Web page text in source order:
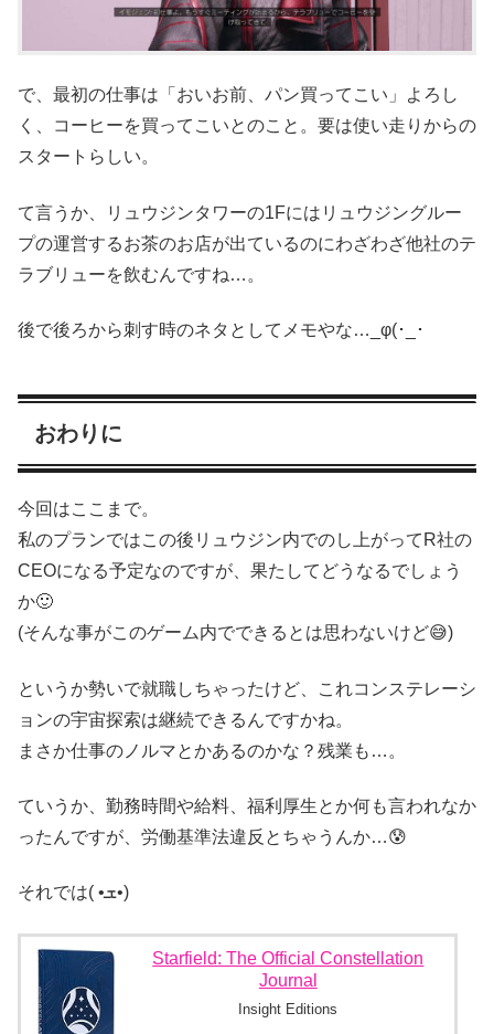
で、最初の仕事は「おいお前、パン買ってこい」よろし
く、コーヒーを買ってこいとのこと。要は使い走りからの
スタートらしい。
て言うか、リュウジンタワーの1Fにはリュウジングルー
プの運営するお茶のお店が出ているのにわざわざ他社のテ
ラブリューを飲むんですね…。
後で後ろから刺す時のネタとしてメモやな…_φ(･_･
おわりに
今回はここまで。
私のプランではこの後リュウジン内でのし上がってR社の
CEOになる予定なのですが、果たしてどうなるでしょう
か🙂
(そんな事がこのゲーム内でできるとは思わないけど😅)
というか勢いで就職しちゃったけど、これコンステレーシ
ョンの宇宙探索は継続できるんですかね。
まさか仕事のノルマとかあるのかな？残業も…。
ていうか、勤務時間や給料、福利厚生とか何も言われなか
ったんですが、労働基準法違反とちゃうんか…😰
それでは( •ܫ•)
Starfield: The Official Constellation
Journal
Insight Editions